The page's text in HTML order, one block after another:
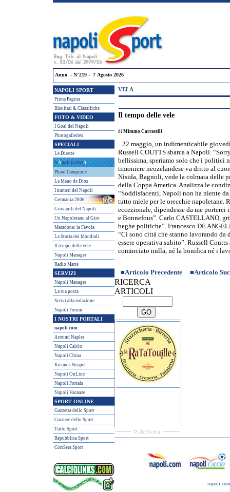
Anno - N°219 - 7 Agosto 2026
NAPOLI SPORT
Prima Pagina
Risultati & Classifiche
FOTO & VIDEO
I Goal del Napoli
Photogalleries
SPECIALI
Le Dirette
NApoli in festA
Phard Campione
La Mano de Dios
I numeri del Napoli
Germania 2006
Giovanili del Napoli
Un Napoletano al Giro
Maradona: la Favola
La Storia dei Mondiali
Il tempo delle vele
Napoli Manager
Radio Marte
SERVIZI
Napoli Manager
La tua posta
Scrivi alla redazione
Napoli Forum
I NOSTRI PORTALI
napoli.com
Around Naples
Napoli Calcio
Napoli China
Kosmos Neapel
Napoli OnLine
Napoli Portals
Napoli Vacanze
SPORT ONLINE
Gazzetta dello Sport
Corriere dello Sport
Tutto Sport
Repubblica Sport
CorrSera Sport
VELA
Il tempo delle vele
di Mimmo Carratelli
22 maggio, un indimenticabile
Russell COUTTS sbarca a Napoli.
bellissima, speriamo solo che i politici
timoniere neozelandese va dritto al
Nisida, Bagnoli, vede la colmata delle
della Coppa America. Analizza le
“Soddisfacenti, Napoli non ha niente
tutto miele per le orecchie napoletane.
eccezionale, dipendesse da me
e Bonnefous”. Carlo CASTELLANO,
beghe politiche”. Francesco DE
“Ci sono città che stanno lavorando da
essere operativa subito”. Russell
cominciato nulla, né la bonifica né i
■Articolo Precedente ■Articolo
RICERCA
ARTICOLI